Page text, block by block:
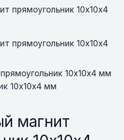
10х10х4 мм
10х10х4 мм
магнит